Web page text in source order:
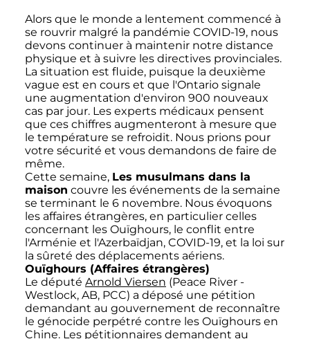
Alors que le monde a lentement commencé à
se rouvrir malgré la pandémie COVID-19, nous
devons continuer à maintenir notre distance
physique et à suivre les directives provinciales.
La situation est fluide, puisque la deuxième
vague est en cours et que l'Ontario signale
une augmentation d'environ 900 nouveaux
cas par jour. Les experts médicaux pensent
que ces chiffres augmenteront à mesure que
le température se refroidit. Nous prions pour
votre sécurité et vous demandons de faire de
même.
Cette semaine, Les musulmans dans la
maison couvre les événements de la semaine
se terminant le 6 novembre. Nous évoquons
les affaires étrangères, en particulier celles
concernant les Ouïghours, le conflit entre
l'Arménie et l'Azerbaïdjan, COVID-19, et la loi sur
la sûreté des déplacements aériens.
Ouïghours (Affaires étrangères)
Le député Arnold Viersen (Peace River -
Westlock, AB, PCC) a déposé une pétition
demandant au gouvernement de reconnaître
le génocide perpétré contre les Ouïghours en
Chine. Les pétitionnaires demandent au